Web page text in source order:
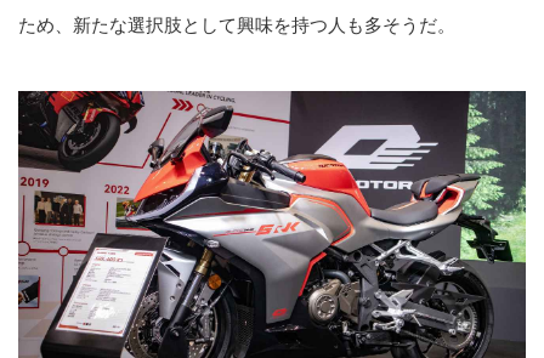
ため、新たな選択肢として興味を持つ人も多そうだ。